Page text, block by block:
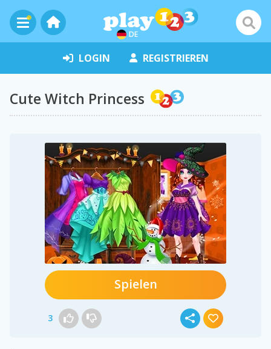
DE
LOGIN REGISTRIEREN
Cute Witch Princess
Spielen
3